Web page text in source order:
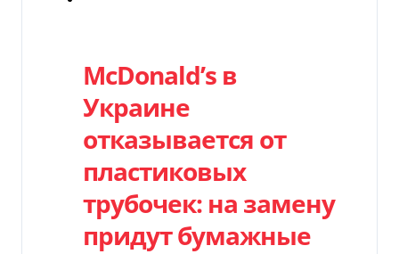
McDonald’s в
Украине
отказывается от
пластиковых
трубочек: на замену
придут бумажные